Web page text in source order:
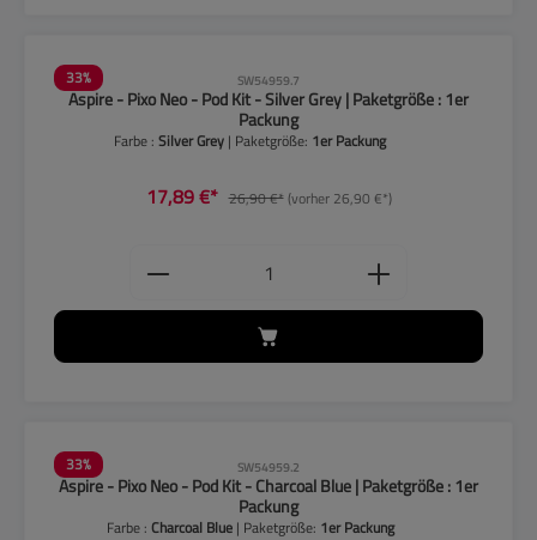
33% SW54959.7
Aspire - Pixo Neo - Pod Kit - Silver Grey | Paketgröße : 1er
Packung
Farbe :Silver Grey | Paketgröße: 1er Packung
17,89 €* 26,90 €*(vorher 26,90 €*)
Produkt Anzahl: Gib den
33% SW54959.2
Aspire - Pixo Neo - Pod Kit - Charcoal Blue | Paketgröße : 1er
Packung
Farbe : Charcoal Blue | Paketgröße: 1er Packung